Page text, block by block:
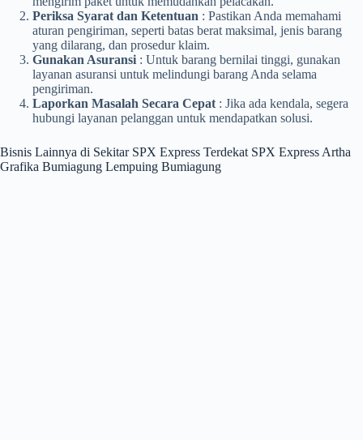
Periksa Syarat dan Ketentuan : Pastikan Anda memahami
aturan pengiriman, seperti batas berat maksimal, jenis barang
yang dilarang, dan prosedur klaim.
Gunakan Asuransi : Untuk barang bernilai tinggi, gunakan
layanan asuransi untuk melindungi barang Anda selama
pengiriman.
Laporkan Masalah Secara Cepat : Jika ada kendala, segera
hubungi layanan pelanggan untuk mendapatkan solusi.
Bisnis Lainnya di Sekitar SPX Express Terdekat SPX Express Artha
Grafika Bumiagung Lempuing Bumiagung